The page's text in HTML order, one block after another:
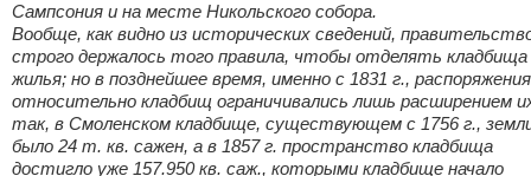
Сампсония и на месте Никольского собора.
Вообще, как видно из исторических сведений,
строго держалось того правила, чтобы отделять
жилья; но в позднейшее время, именно с 1831 г., распоряжения
относительно кладбищ ограничивались лишь расширением
так, в Смоленском кладбище, существующем с 1756 г.,
было 24 т. кв. сажен, а в 1857 г. пространство кладбища
достигло уже 157.950 кв. саж., которыми кладбище начало